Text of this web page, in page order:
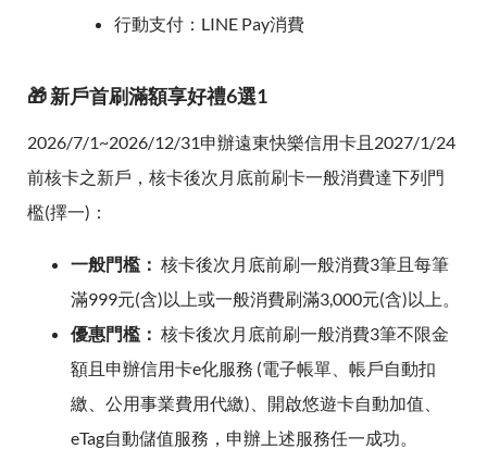
行動支付：LINE Pay消費
🎁 新戶首刷滿額享好禮6選1
2026/7/1~2026/12/31申辦遠東快樂信用卡且2027/1/24
前核卡之新戶，核卡後次月底前刷卡一般消費達下列門
檻(擇一)：
一般門檻： 核卡後次月底前刷一般消費3筆且每筆
滿999元(含)以上或一般消費刷滿3,000元(含)以上。
優惠門檻： 核卡後次月底前刷一般消費3筆不限金
額且申辦信用卡e化服務 (電子帳單、帳戶自動扣
繳、公用事業費用代繳)、開啟悠遊卡自動加值、
eTag自動儲值服務，申辦上述服務任一成功。